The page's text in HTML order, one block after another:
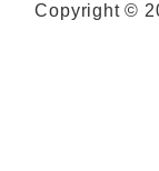
Copyright ©